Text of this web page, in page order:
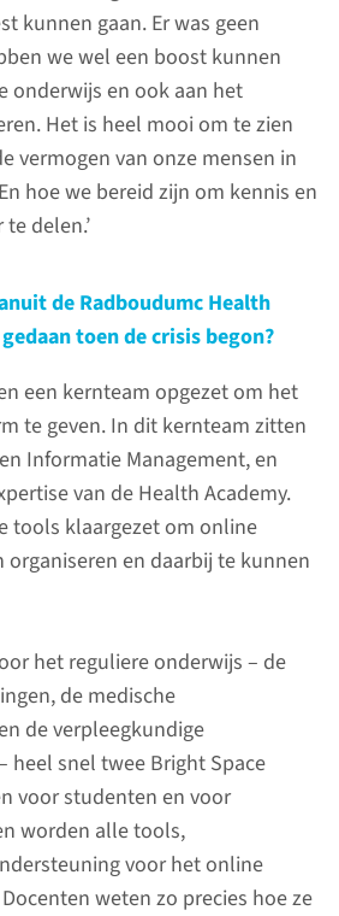
kunnen gaan. Er was geen
we wel een boost kunnen
onderwijs en ook aan het
Het is heel mooi om te zien
vermogen van onze mensen in
hoe we bereid zijn om kennis en
delen.’
de Radboudumc Health
toen de crisis begon?
een kernteam opgezet om het
te geven. In dit kernteam zitten
Informatie Management, en
van de Health Academy.
tools klaargezet om online
en daarbij te kunnen
het reguliere onderwijs – de
de medische
de verpleegkundige
heel snel twee Bright Space
voor studenten en voor
worden alle tools,
voor het online
weten zo precies hoe ze
Dronkers is manager
vernieuwen en
bij de Radboudumc
In een
in april 2020
ze op het online
en interprofessioneel
webpagina's leest u
het Radboudumc
gehad.